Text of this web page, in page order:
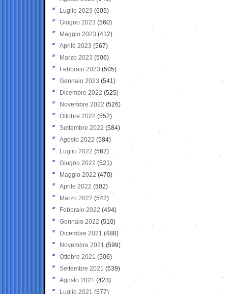
Luglio 2023 (605)
Giugno 2023 (560)
Maggio 2023 (412)
Aprile 2023 (567)
Marzo 2023 (506)
Febbraio 2023 (505)
Gennaio 2023 (541)
Dicembre 2022 (525)
Novembre 2022 (526)
Ottobre 2022 (552)
Settembre 2022 (584)
Agosto 2022 (584)
Luglio 2022 (562)
Giugno 2022 (521)
Maggio 2022 (470)
Aprile 2022 (502)
Marzo 2022 (542)
Febbraio 2022 (494)
Gennaio 2022 (510)
Dicembre 2021 (488)
Novembre 2021 (599)
Ottobre 2021 (506)
Settembre 2021 (539)
Agosto 2021 (423)
Luglio 2021 (577)